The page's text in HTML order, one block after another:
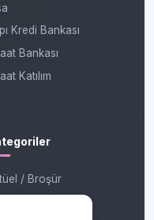
Kredi Bankası
Bankası
Katılım
/ Broşür